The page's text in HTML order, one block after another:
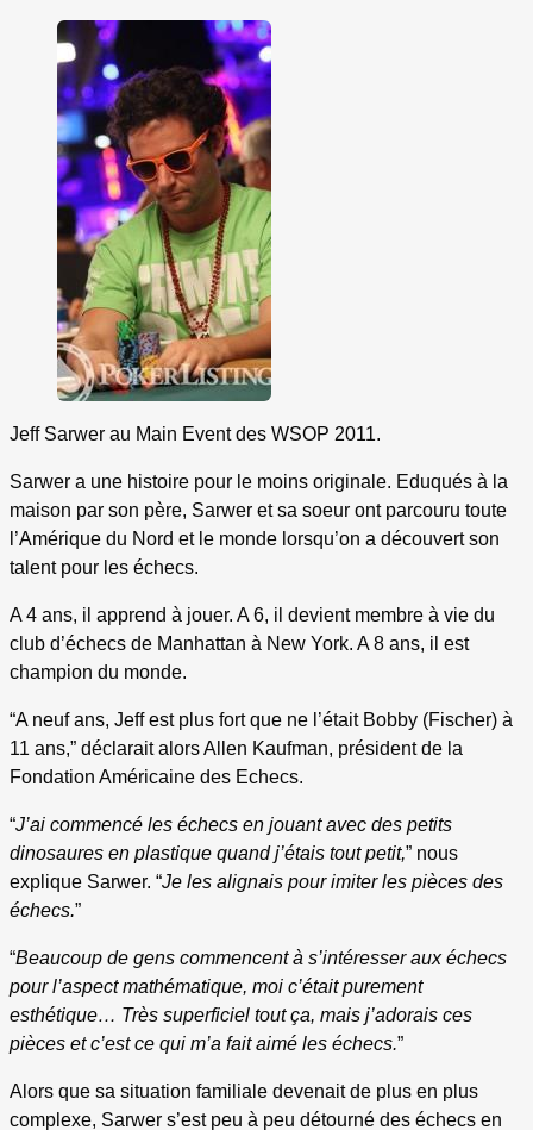
Jeff Sarwer au Main Event des WSOP 2011.
Sarwer a une histoire pour le moins originale. Eduqués à la
maison par son père, Sarwer et sa soeur ont parcouru toute
l’Amérique du Nord et le monde lorsqu’on a découvert son
talent pour les échecs.
A 4 ans, il apprend à jouer. A 6, il devient membre à vie du
club d’échecs de Manhattan à New York. A 8 ans, il est
champion du monde.
“A neuf ans, Jeff est plus fort que ne l’était Bobby (Fischer) à
11 ans,” déclarait alors Allen Kaufman, président de la
Fondation Américaine des Echecs.
“J’ai commencé les échecs en jouant avec des petits
dinosaures en plastique quand j’étais tout petit,” nous
explique Sarwer. “Je les alignais pour imiter les pièces des
échecs.”
“Beaucoup de gens commencent à s’intéresser aux échecs
pour l’aspect mathématique, moi c’était purement
esthétique… Très superficiel tout ça, mais j’adorais ces
pièces et c’est ce qui m’a fait aimé les échecs.”
Alors que sa situation familiale devenait de plus en plus
complexe, Sarwer s’est peu à peu détourné des échecs en